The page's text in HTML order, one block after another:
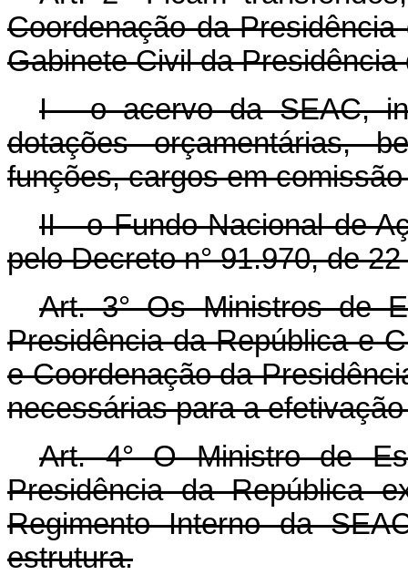
Coordenação da
Gabinete Civil da Presidência
I - o acervo da SEAC,
dotações orçamentárias,
funções, cargos em
II - o Fundo Nacional de
pelo Decreto n° 91.970, de
Art.3° Os Ministros de
Presidência da República e
e Coordenação da
necessárias para a
Art.4° O Ministro de
Presidência da República
Regimento Interno da
estrutura.